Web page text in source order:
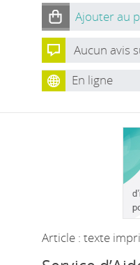
Ajouter au
Aucun avis
En ligne
Article : texte